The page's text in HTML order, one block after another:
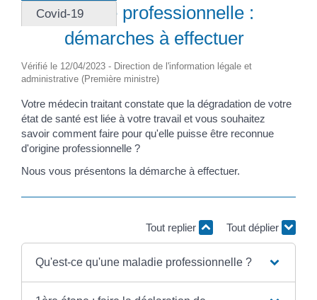
Maladie professionnelle :
démarches à effectuer
Vérifié le 12/04/2023 - Direction de l'information légale et
administrative (Première ministre)
Votre médecin traitant constate que la dégradation de votre
état de santé est liée à votre travail et vous souhaitez
savoir comment faire pour qu'elle puisse être reconnue
d'origine professionnelle ?
Nous vous présentons la démarche à effectuer.
Covid-19
Tout replier Tout déplier
Qu'est-ce qu'une maladie professionnelle ?